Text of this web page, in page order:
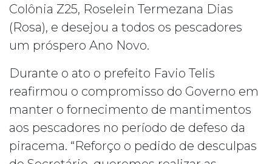
Colônia Z25, Roselein Termezana Dias
(Rosa), e desejou a todos os pescadores
um próspero Ano Novo.
Durante o ato o prefeito Favio Telis
reafirmou o compromisso do Governo em
manter o fornecimento de mantimentos
aos pescadores no período de defeso da
piracema. “Reforço o pedido de desculpas